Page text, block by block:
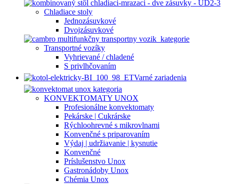
Chladiace stoly
Jednozásuvkové
Dvojzásuvkové
Transportné vozíky
Vyhrievané / chladené
S privlhčovaním
Varné zariadenia
KONVEKTOMATY UNOX
Profesionálne konvektomaty
Pekárske | Cukrárske
Rýchloohrevné s mikrovlnami
Konvenčné s priparovaním
Výdaj | udržiavanie | kysnutie
Konvenčné
Príslušenstvo Unox
Gastronádoby Unox
Chémia Unox